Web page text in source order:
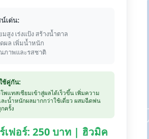
เด่น:
สูง เร่งแป้ง สร้างน้ำตาล
ผล เพิ่มน้ำหนัก
ภาพและรสชาติ
ช้คู่กัน:
พแทสเซียมเข้าสู่ผลได้เร็วขึ้น เพิ่มความ
ะน้ำหนักผลมากกว่าใช้เดี่ยว ผสมฉีดพ่น
ครั้ง
เฟอร์: 250 บาท | ฮิวมิค